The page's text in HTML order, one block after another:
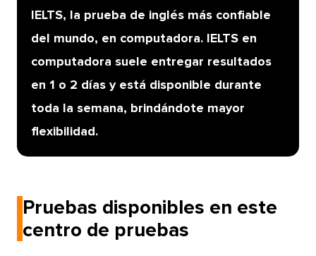
IELTS, la prueba de inglés más confiable
del mundo, en computadora. IELTS en
computadora suele entregar resultados
en 1 o 2 días y está disponible durante
toda la semana, brindándote mayor
flexibilidad.
Pruebas disponibles en este
centro de pruebas